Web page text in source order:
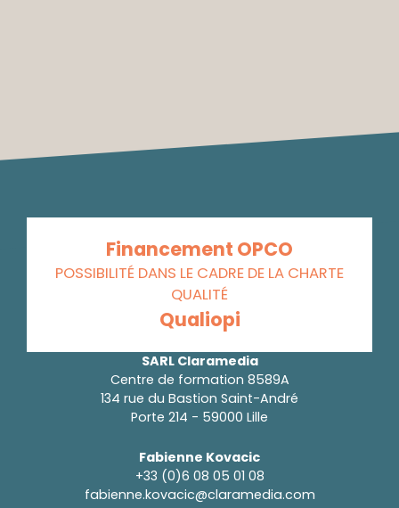
Financement OPCO
POSSIBILITÉ DANS LE CADRE DE LA CHARTE
QUALITÉ
Qualiopi
SARL Claramedia
Centre de formation 8589A
134 rue du Bastion Saint-André
Porte 214 - 59000 Lille
Fabienne Kovacic
+33 (0)6 08 05 01 08
fabienne.kovacic@claramedia.com